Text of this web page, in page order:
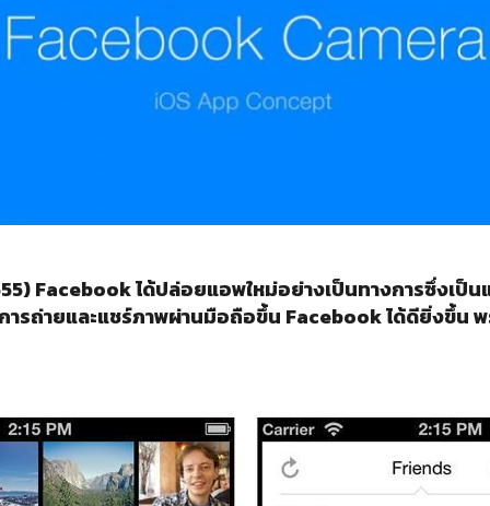
Facebook ได้ปล่อยแอพใหม่อย่างเป็นทางการซึ่งเ
รถ่ายและแชร์ภาพผ่านมือถือขึ้น Facebook ได้ดียิ่งขึ้น